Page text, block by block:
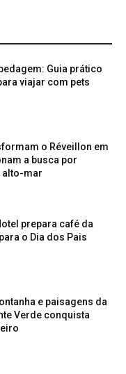
Guia prático
viajar com pets
o Réveillon em
a busca por
alto-mar
prepara café da
o Dia dos Pais
e paisagens da
Verde conquista